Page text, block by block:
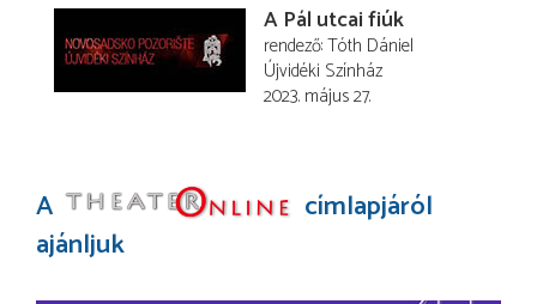
A Pál utcai fiúk
rendező Tóth Dániel
Újvidéki Színház
2023. május 27.
A
címlapjáról
ajánljuk